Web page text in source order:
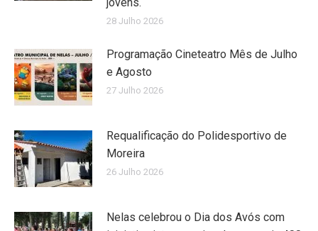
28 Julho 2026
Programação Cineteatro Mês de Julho
e Agosto
27 Julho 2026
Requalificação do Polidesportivo de
Moreira
26 Julho 2026
Nelas celebrou o Dia dos Avós com